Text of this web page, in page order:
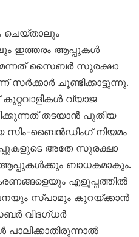
ചെയ്താലും
ഇത്തരം ആപ്പുകൾ
സൈബർ സുരക്ഷാ
ചൂണ്ടിക്കാട്ടുന്നു.
വ്യാജ
തടയാൻ പുതിയ
സിം-ബൈൻഡിംഗ് നിയമം
അതേ സുരക്ഷാ
ബാധകമാകും.
എളുപ്പത്തിൽ
സ്പാമും കുറയ്ക്കാൻ
വിദഗ്ധർ
പാലിക്കാതിരുന്നാൽ